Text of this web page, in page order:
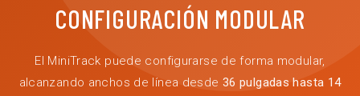
CONFIGURACIÓN MODULAR
El MiniTrack puede configurarse de forma modular,
alcanzando anchos de línea desde 36 pulgadas hasta 14